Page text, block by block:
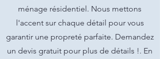
ménage résidentiel. Nous mettons
l'accent sur chaque détail pour vous
garantir une propreté parfaite. Demandez
un devis gratuit pour plus de détails !. En